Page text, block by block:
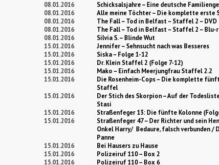
08.01.2016
Schicksalsjahre – Eine deutsche
08.01.2016
Alle meine Töchter – Die komplette erste
08.01.2016
The Fall – Tod in Belfast – Staffel 2 – DVD
08.01.2016
The Fall – Tod in Belfast – Staffel 2 – Blu-
08.01.2016
Silvia S. – Blinde Wut
15.01.2016
Jennifer – Sehnsucht nach was Besseres
15.01.2016
Siska – Folge 1-12
15.01.2016
Dr. Klein Staffel 2 (Folge 7-12)
15.01.2016
Mako – Einfach Meerjungfrau Staffel 2.2
15.01.2016
Die Rosenheim-Cops – Die komplette
Staffel
15.01.2016
Der Stich des Skorpion – Auf der
Stasi
15.01.2016
Straßenfeger 13: Die fünfte Kolonne
15.01.2016
Straßenfeger 47 – Der Richter und sein
Onkel Harry/ Bedaure, falsch verbunden /
Panne
15.01.2016
Bei Hausers zu Hause
15.01.2016
Polizeiruf 110 – Box 2
15.01.2016
Polizeiruf 110 – Box 6